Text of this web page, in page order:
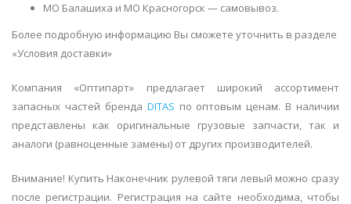
МО Балашиха и МО Красногорск — самовывоз.
Более подробную информацию Вы сможете уточнить в разделе
«Условия доставки»
Компания «Оптипарт» предлагает широкий ассортимент
запасных частей бренда DITAS по оптовым ценам. В наличии
представлены как оригинальные грузовые запчасти, так и
аналоги (равноценные замены) от других производителей.
Внимание! Купить Наконечник рулевой тяги левый можно сразу
после регистрации. Регистрация на сайте необходима, чтобы